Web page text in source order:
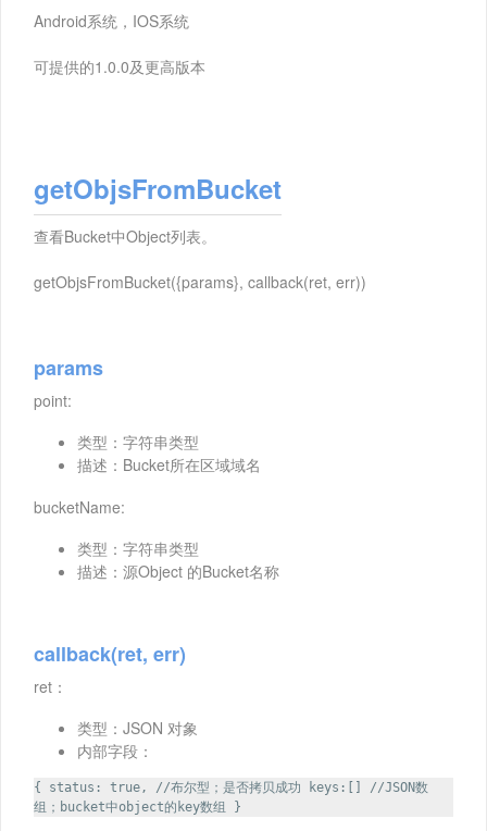
Android系统，IOS系统
可提供的1.0.0及更高版本
getObjsFromBucket
查看Bucket中Object列表。
getObjsFromBucket({params}, callback(ret, err))
params
point:
类型：字符串类型
描述：Bucket所在区域域名
bucketName:
类型：字符串类型
描述：源Object 的Bucket名称
callback(ret, err)
ret：
类型：JSON 对象
内部字段：
{ status: true, //布尔型；是否拷贝成功 keys:[] //JSON数
组；bucket中object的key数组 }